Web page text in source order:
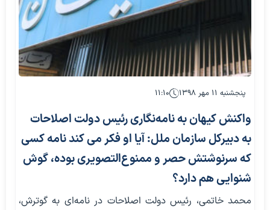
پنجشنبه ۱۱ مهر ۱۳۹۸ ۱۱:۱۰
واکنش کیهان به نامه‌نگاری رئیس دولت اصلاحات
به دبیرکل سازمان ملل: آیا او فکر می کند نامه کسی
که سرنوشتش حصر و ممنوع‌التصویری بوده، گوش
شنوایی هم دارد؟
محمد خاتمی، رئیس ‌دولت اصلاحات در نامه‌ای به گوترش،